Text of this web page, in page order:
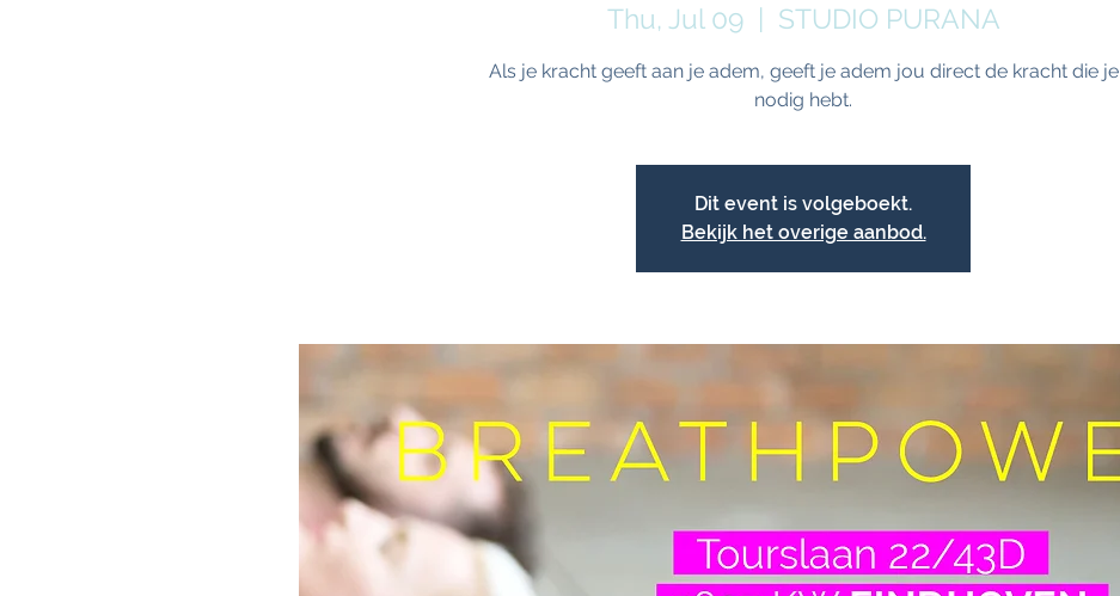
Thu, Jul 09
  |
STUDIO PURANA
Als je kracht geeft aan je adem, geeft je adem jou direct de kracht die je
Dit event is volgeboekt.
Bekijk het overige aanbod.